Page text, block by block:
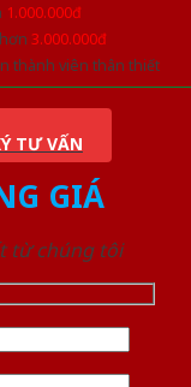
1.000.000đ
3.000.000đ
thành viên thân thiết
TƯ VẤN
GIÁ
từ chúng tôi